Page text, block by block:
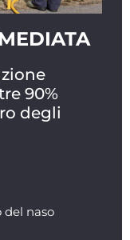
90%
degli
del naso